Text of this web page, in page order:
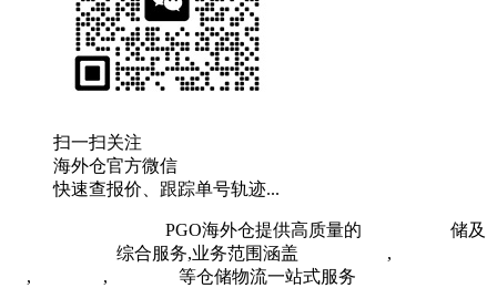
扫一扫关注
海外仓官方微信
快速查报价、跟踪单号轨迹...
PGO海外仓提供高质量的
储及
综合服务,业务范围涵盖 ,
, , 等仓储物流一站式服务